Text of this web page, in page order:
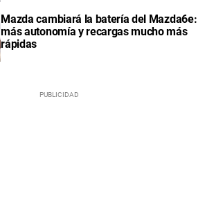
Mazda cambiará la batería del Mazda6e:
más autonomía y recargas mucho más
rápidas